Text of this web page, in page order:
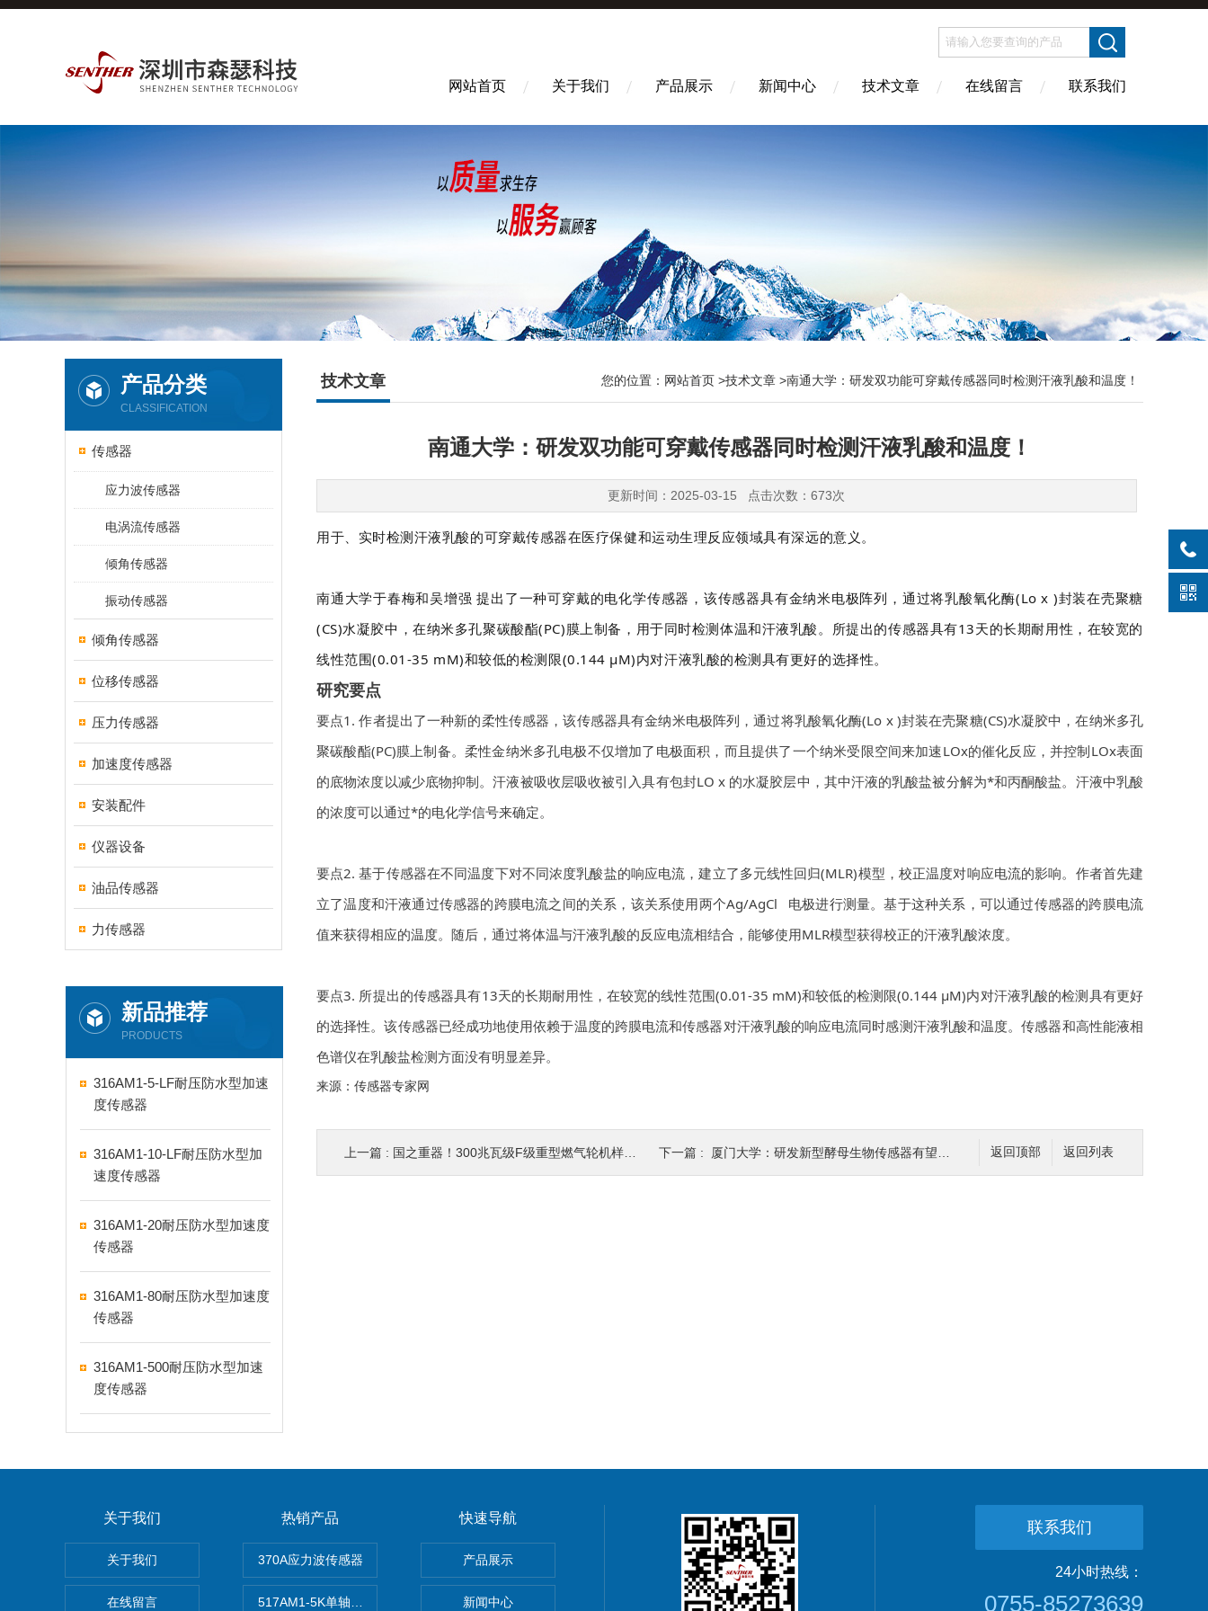
网站首页 关于我们 产品展示 新闻中心 技术文章 在线留言 联系我们
产品分类
CLASSIFICATION
传感器
应力波传感器
电涡流传感器
倾角传感器
振动传感器
倾角传感器
位移传感器
压力传感器
加速度传感器
安装配件
仪器设备
油品传感器
力传感器
新品推荐
PRODUCTS
316AM1-5-LF耐压防水型加速
度传感器
316AM1-10-LF耐压防水型加
速度传感器
316AM1-20耐压防水型加速度
传感器
316AM1-80耐压防水型加速度
传感器
316AM1-500耐压防水型加速
度传感器
技术文章 您的位置： 网站首页 >技术文章 >南通大学：研发双功能可穿戴传感器同时检测汗液乳酸和温度！
南通大学：研发双功能可穿戴传感器同时检测汗液乳酸和温度！
更新时间：2025-03-15 点击次数：673次
用于、实时检测汗液乳酸的可穿戴传感器在医疗保健和运动生理反应领域具有深远的意义。
南通大学于春梅和吴增强 提出了一种可穿戴的电化学传感器，该传感器具有金纳米电极阵列，通过将乳酸氧化酶(Lo x )封装在壳聚糖
(CS)水凝胶中，在纳米多孔聚碳酸酯(PC)膜上制备，用于同时检测体温和汗液乳酸。所提出的传感器具有13天的长期耐用性，在较宽的
线性范围(0.01-35 mM)和较低的检测限(0.144 μM)内对汗液乳酸的检测具有更好的选择性。
研究要点
要点1. 作者提出了一种新的柔性传感器，该传感器具有金纳米电极阵列，通过将乳酸氧化酶(Lo x )封装在壳聚糖(CS)水凝胶中，在纳米多孔
聚碳酸酯(PC)膜上制备。柔性金纳米多孔电极不仅增加了电极面积，而且提供了一个纳米受限空间来加速LOx的催化反应，并控制LOx表面
的底物浓度以减少底物抑制。汗液被吸收层吸收被引入具有包封LO x 的水凝胶层中，其中汗液的乳酸盐被分解为*和丙酮酸盐。汗液中乳酸
的浓度可以通过*的电化学信号来确定。
要点2. 基于传感器在不同温度下对不同浓度乳酸盐的响应电流，建立了多元线性回归(MLR)模型，校正温度对响应电流的影响。作者首先建
立了温度和汗液通过传感器的跨膜电流之间的关系，该关系使用两个Ag/AgCl
电极进行测量。基于这种关系，可以通过传感器的跨膜电流
值来获得相应的温度。随后，通过将体温与汗液乳酸的反应电流相结合，能够使用MLR模型获得校正的汗液乳酸浓度。
要点3. 所提出的传感器具有13天的长期耐用性，在较宽的线性范围(0.01-35 mM)和较低的检测限(0.144 μM)内对汗液乳酸的检测具有更好
的选择性。该传感器已经成功地使用依赖于温度的跨膜电流和传感器对汗液乳酸的响应电流同时感测汗液乳酸和温度。传感器和高性能液相
色谱仪在乳酸盐检测方面没有明显差异。
来源：传感器专家网
返回列表
返回顶部
上一篇 : 国之重器！300兆瓦级F级重型燃气轮机样机总装下线 下一篇 : 厦门大学：研发新型酵母生物传感器有望高效检测病原真菌
关于我们
关于我们
在线留言
热销产品
370A应力波传感器
517AM1-5K单轴冲击IEPE加速度传感器
快速导航
产品展示
新闻中心
联系我们
24小时热线：
0755-85273639